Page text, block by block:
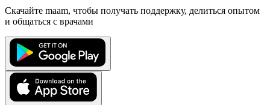
Скачайте maam, чтобы получать поддержку, делиться опытом
и общаться с врачами